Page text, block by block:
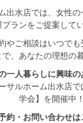
出水店では、女性
プランをご提案してい
やご相談はいつでも
、あなたの理想の
一人暮らしに興味
サルホーム出水店
学会】を開催中！
約・お問い合わせは